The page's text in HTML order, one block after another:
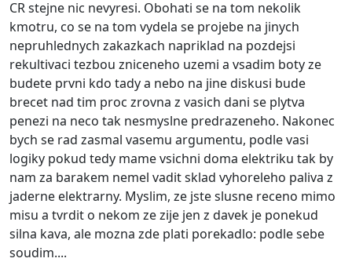
CR stejne nic nevyresi. Obohati se na tom nekolik
kmotru, co se na tom vydela se projebe na jinych
nepruhlednych zakazkach napriklad na pozdejsi
rekultivaci tezbou zniceneho uzemi a vsadim boty ze
budete prvni kdo tady a nebo na jine diskusi bude
brecet nad tim proc zrovna z vasich dani se plytva
penezi na neco tak nesmyslne predrazeneho. Nakonec
bych se rad zasmal vasemu argumentu, podle vasi
logiky pokud tedy mame vsichni doma elektriku tak by
nam za barakem nemel vadit sklad vyhoreleho paliva z
jaderne elektrarny. Myslim, ze jste slusne receno mimo
misu a tvrdit o nekom ze zije jen z davek je ponekud
silna kava, ale mozna zde plati porekadlo: podle sebe
soudim....